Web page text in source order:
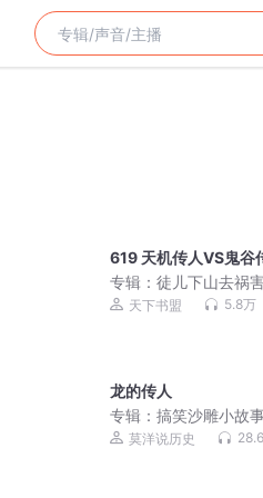
619 天机传人VS鬼谷
专辑：徒儿下山去祸
山，我有九个无敌师父
天下书盟 5.8万
龙的传人
专辑：搞笑沙雕小故
莫洋说历史